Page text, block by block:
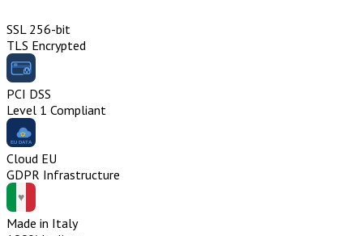
SSL 256-bit
TLS Encrypted
PCI DSS
Level 1 Compliant
Cloud EU
GDPR Infrastructure
Made in Italy